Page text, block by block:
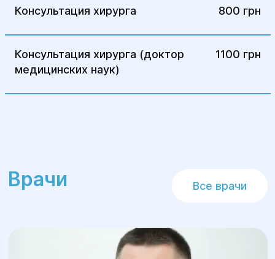
Консультация хирурга 800 грн
Консультация хирурга (доктор
медицинских наук)
1100 грн
Врачи Все врачи